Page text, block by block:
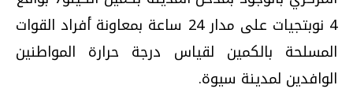
4 نوبتجيات على مدار 24 ساعة بمعاونة أفراد القوات
المسلحة بالكمين لقياس درجة حرارة المواطنين
الوافدين لمدينة سيوة.